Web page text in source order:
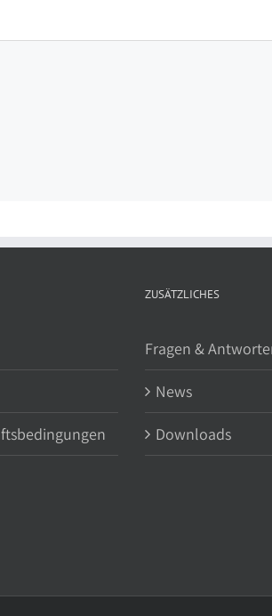
ZUSÄTZLICHES
Fragen &
News
Downloads